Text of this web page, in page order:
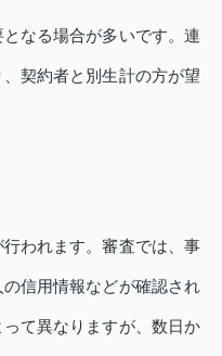
なる場合が多いです。連
契約者と別生計の方が望
われます。審査では、事
信用情報などが確認され
て異なりますが、数日か